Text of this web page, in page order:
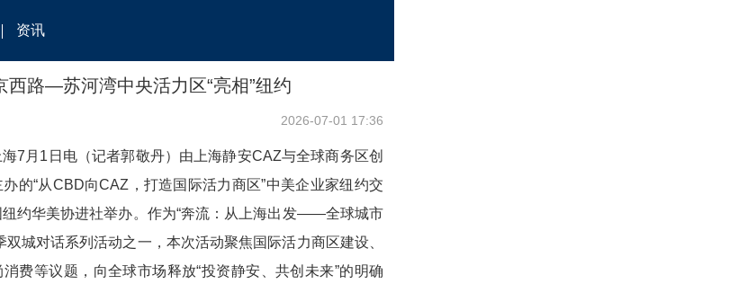
资讯
西路—苏河湾中央活力区“亮相”纽约
2026-07-01 17:36
7月1日电（记者郭敬丹）由上海静安CAZ与全球商务区创
的“从CBD向CAZ，打造国际活力商区”中美企业家纽约交
约华美协进社举办。作为“奔流：从上海出发——全球城市
双城对话系列活动之一，本次活动聚焦国际活力商区建设、
费等议题，向全球市场释放“投资静安、共创未来”的明确